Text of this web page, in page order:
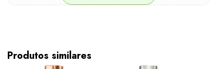
Produtos similares